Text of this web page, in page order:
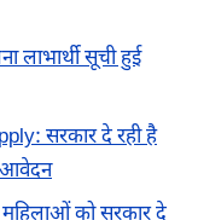
लाभार्थी सूची हुई
सरकार दे रही है
आवेदन